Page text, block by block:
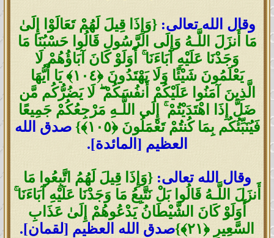
وقال الله تعالى: {وَإِذَا قِيلَ لَهُمْ تَعَالَوْا إِلَىٰ
مَا أَنزَلَ اللَّـهُ وَإِلَى الرَّسُولِ قَالُوا حَسْبُنَا مَا
وَجَدْنَا عَلَيْهِ آبَاءَنَاۚ أَوَلَوْ كَانَ آبَاؤُهُمْ لَا
يَعْلَمُونَ شَيْئًا وَلَا يَهْتَدُونَ﴿١٠٤﴾يَا أَيُّهَا
الَّذِينَ آمَنُوا عَلَيْكُمْ أَنفُسَكُمْۖ لَا يَضُرُّكُم مَّن
ضَلَّ إِذَا اهْتَدَيْتُمْۚ إِلَى اللَّـهِ مَرْجِعُكُمْ جَمِيعًا
فَيُنَبِّئُكُم بِمَا كُنتُمْ تَعْمَلُونَ﴿١٠٥﴾} صدق الله
العظيم [المائدة].
وقال الله تعالى:{وَإِذَا قِيلَ لَهُمُ اتَّبِعُوا مَا
أَنزَلَ اللَّـهُ قَالُوا بَلْ نَتَّبِعُ مَا وَجَدْنَا عَلَيْهِ آبَاءَنَاۚ
أَوَلَوْ كَانَ الشَّيْطَانُ يَدْعُوهُمْ إِلَىٰ عَذَابِ
السَّعِيرِ ﴿٢١﴾}صدق الله العظيم [لقمان].